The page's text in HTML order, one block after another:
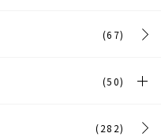
(67)
(50)
(282)